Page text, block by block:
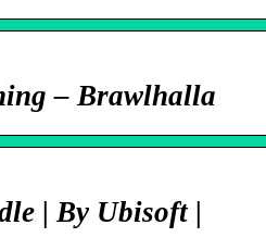
– Brawlhalla
| By Ubisoft |